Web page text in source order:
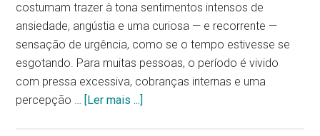
costumam trazer à tona sentimentos intensos de
ansiedade, angústia e uma curiosa — e recorrente —
sensação de urgência, como se o tempo estivesse se
esgotando. Para muitas pessoas, o período é vivido
com pressa excessiva, cobranças internas e uma
percepção …
[Ler mais ...]